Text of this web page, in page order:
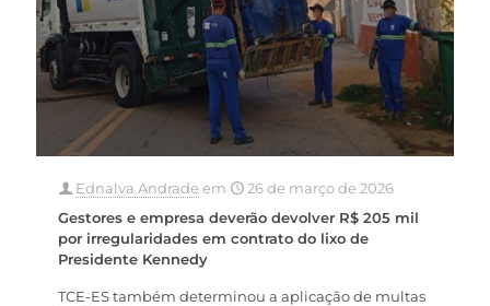
Ednalva Andrade em
26 de março de 2026
Gestores e empresa deverão devolver R$ 205 mil
por irregularidades em contrato do lixo de
Presidente Kennedy
TCE-ES também determinou a aplicação de multas